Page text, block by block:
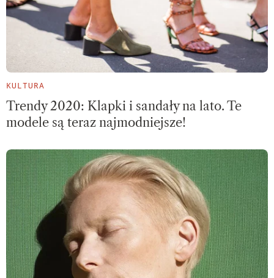
KULTURA
Trendy 2020: Klapki i sandały na lato. Te
modele są teraz najmodniejsze!